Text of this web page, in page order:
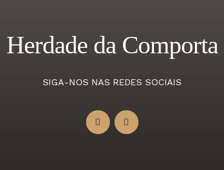
Herdade da Comporta
SIGA-NOS NAS REDES SOCIAIS